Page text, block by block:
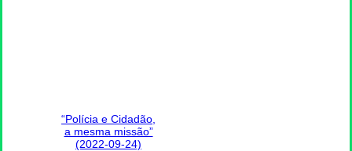
“Polícia e Cidadão,
a mesma missão”
(2022-09-24)